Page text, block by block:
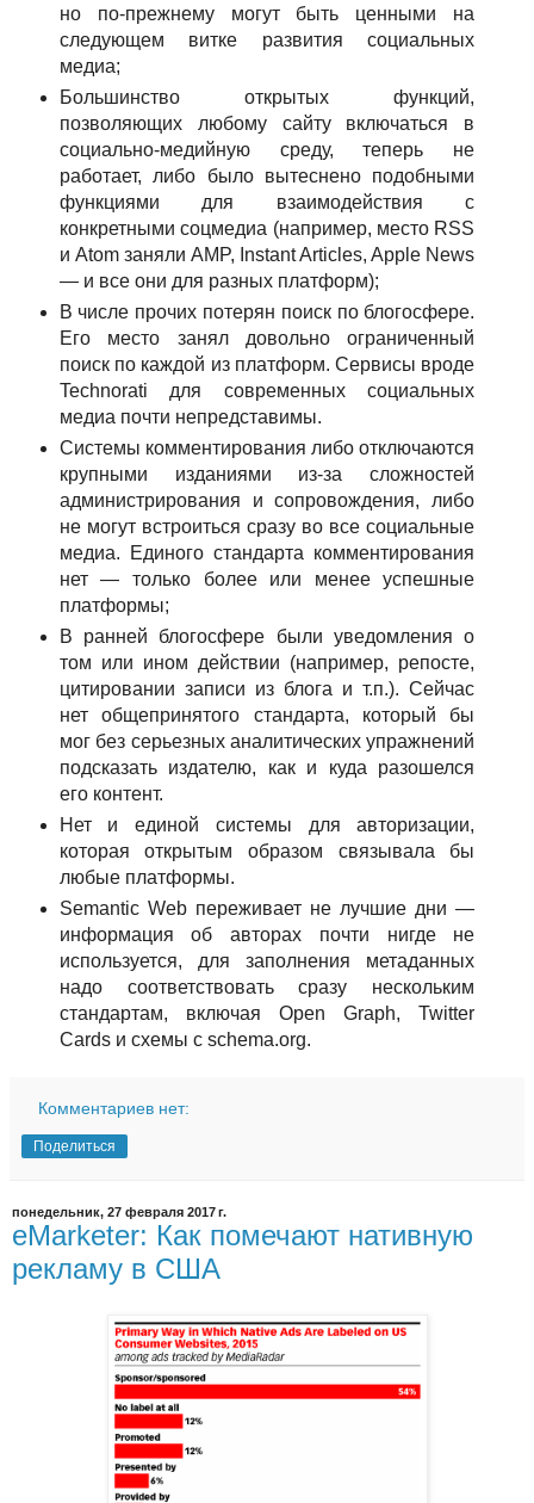
но по-прежнему могут быть ценными на
следующем витке развития социальных
медиа;
Большинство открытых функций,
позволяющих любому сайту включаться в
социально-медийную среду, теперь не
работает, либо было вытеснено подобными
функциями для взаимодействия с
конкретными соцмедиа (например, место RSS
и Atom заняли AMP, Instant Articles, Apple News
— и все они для разных платформ);
В числе прочих потерян поиск по блогосфере.
Его место занял довольно ограниченный
поиск по каждой из платформ. Сервисы вроде
Technorati для современных социальных
медиа почти непредставимы.
Системы комментирования либо отключаются
крупными изданиями из-за сложностей
администрирования и сопровождения, либо
не могут встроиться сразу во все социальные
медиа. Единого стандарта комментирования
нет — только более или менее успешные
платформы;
В ранней блогосфере были уведомления о
том или ином действии (например, репосте,
цитировании записи из блога и т.п.). Сейчас
нет общепринятого стандарта, который бы
мог без серьезных аналитических упражнений
подсказать издателю, как и куда разошелся
его контент.
Нет и единой системы для авторизации,
которая открытым образом связывала бы
любые платформы.
Semantic Web переживает не лучшие дни —
информация об авторах почти нигде не
используется, для заполнения метаданных
надо соответствовать сразу нескольким
стандартам, включая Open Graph, Twitter
Cards и схемы с schema.org.
Комментариев нет:
Поделиться
понедельник, 27 февраля 2017 г.
eMarketer: Как помечают нативную
рекламу в США